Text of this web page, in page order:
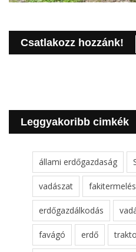
Csatlakozz hozzánk!
Leggyakoribb cimkék
állami erdőgazdaság
vadászat fakitermelés
erdőgazdálkodás
favágó erdő